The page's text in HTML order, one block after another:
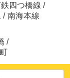
四つ橋線 /
/ 南海本線
/